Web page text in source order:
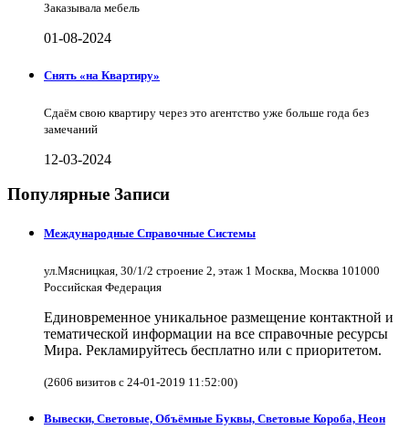
Заказывала мебель
01-08-2024
Снять «на Квартиру»
Сдаём свою квартиру через это агентство уже больше года без
замечаний
12-03-2024
Популярные Записи
Международные Справочные Системы
ул.Мясницкая, 30/1/2 строение 2, этаж 1 Москва, Москва 101000
Российская Федерация
Единовременное уникальное размещение контактной и
тематической информации на все справочные ресурсы
Мира. Рекламируйтесь бесплатно или с приоритетом.
(2606 визитов с 24-01-2019 11:52:00)
Вывески, Световые, Объёмные Буквы, Световые Короба, Неон